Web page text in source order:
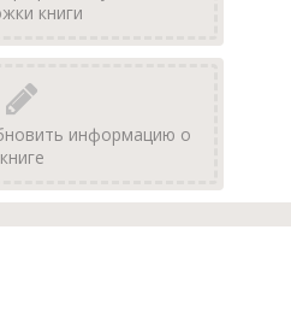
книги
информацию о
книге